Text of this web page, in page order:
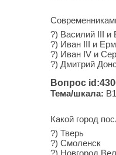
?) Василий III и
?) Иван III и
?) Иван IV и
?) Дмитрий
Вопрос
Тема/шкала:
Какой город
?) Тверь
?) Смоленск
?) Новгород